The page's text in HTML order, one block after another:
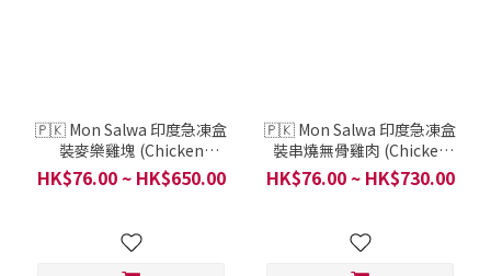
🇵🇰 Mon Salwa 印度急凍盒
裝麥樂雞塊 (Chicken
Nuggets) - 清真認證 / 巴基
斯坦 / 900克裝
HK$76.00 ~ HK$650.00
🇵🇰 Mon Salwa 印度急凍盒
裝串燒無骨雞肉 (Chicken
Tikka Boti) - 清真認證 / 巴
基斯坦 / 500克 (盒裝)
HK$76.00 ~ HK$730.00